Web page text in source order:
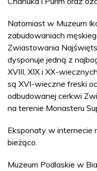
Natomiast w Muzeum
zabudowaniach
Zwiastowania
dysponuje jedną z
XVIII, XIX i XX-
są XVI-wieczne freski
odbudowanej cerkwi
na terenie Monasteru
Eksponaty w internecie
bieżąco.
Muzeum Podlaskie w